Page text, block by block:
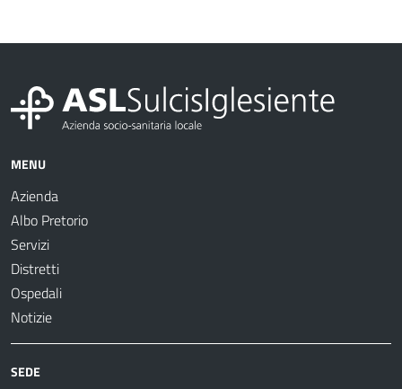
MENU
Azienda
Albo Pretorio
Servizi
Distretti
Ospedali
Notizie
SEDE